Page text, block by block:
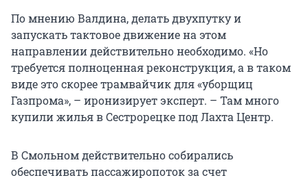
По мнению Валдина, делать двухпутку и
запускать тактовое движение на этом
направлении действительно необходимо. «Но
требуется полноценная реконструкция, а в таком
виде это скорее трамвайчик для «уборщиц
Газпрома», – иронизирует эксперт. – Там много
купили жилья в Сестрорецке под Лахта Центр.
В Смольном действительно собирались
обеспечивать пассажиропоток за счет